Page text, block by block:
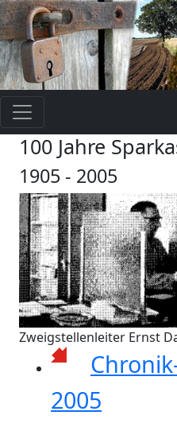
100 Jahre
1905 - 2005
Zweigstellenleiter Ernst
2005